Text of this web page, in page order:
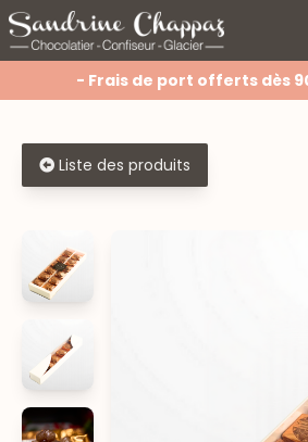
- Frais de port offerts dès
Liste des produits